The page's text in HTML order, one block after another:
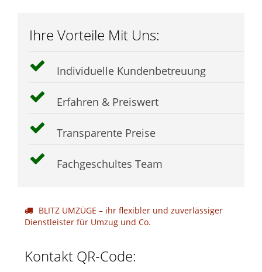
Ihre Vorteile Mit Uns:
Individuelle Kundenbetreuung
Erfahren & Preiswert
Transparente Preise
Fachgeschultes Team
BLITZ UMZÜGE – ihr flexibler und zuverlässiger
Dienstleister für Umzug und Co.
Kontakt QR-Code: